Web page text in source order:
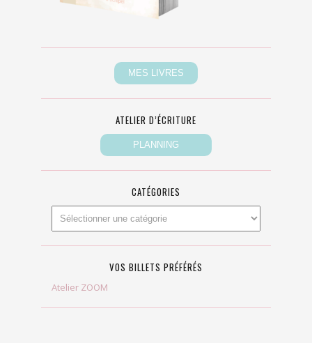
ATELIER D’ÉCRITURE
CATÉGORIES
VOS BILLETS PRÉFÉRÉS
Atelier ZOOM